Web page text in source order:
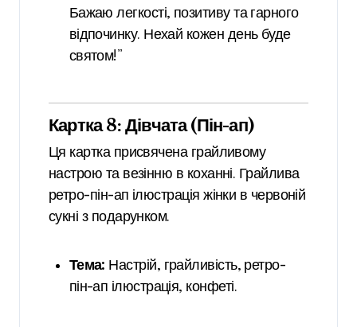
Бажаю легкості, позитиву та гарного
відпочинку. Нехай кожен день буде
святом!”
Картка 8: Дівчата (Пін-ап)
Ця картка присвячена грайливому
настрою та везінню в коханні. Грайлива
ретро-пін-ап ілюстрація жінки в червоній
сукні з подарунком.
Тема: Настрій, грайливість, ретро-
пін-ап ілюстрація, конфеті.